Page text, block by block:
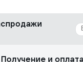
Получение и оплата